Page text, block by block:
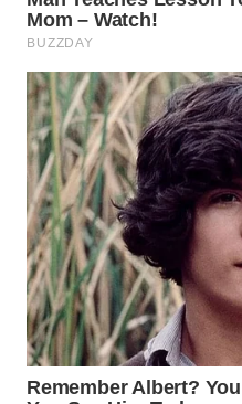
TIMUR
WN
SEMARANG
WN
SOLO
WN
BOROBUDUR
WN
MADURA
WN